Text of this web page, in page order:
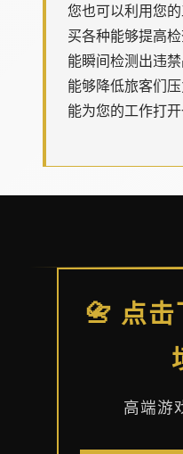
您也可以利用您
买各种能够提高
能瞬间检测出违
能够降低旅客们
能为您的工作打开
📇 点
高端游